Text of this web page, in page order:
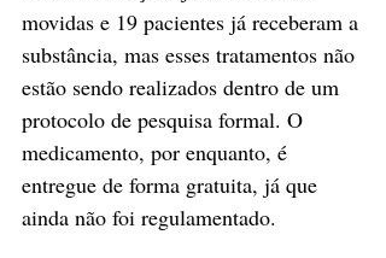
movidas e 19 pacientes já receberam a
substância, mas esses tratamentos não
estão sendo realizados dentro de um
protocolo de pesquisa formal. O
medicamento, por enquanto, é
entregue de forma gratuita, já que
ainda não foi regulamentado.